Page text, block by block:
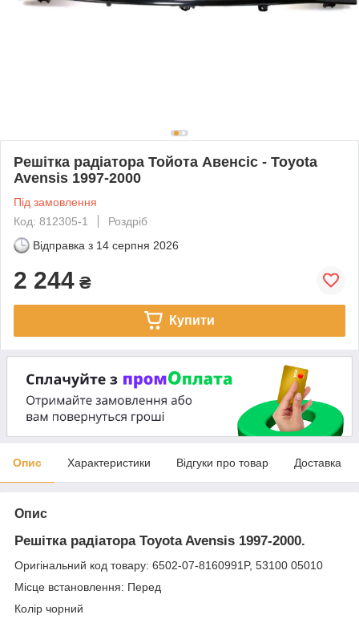
Решітка радіатора Тойота Авенсіс - Toyota
Avensis 1997-2000
Під замовлення
Код: 812305-1
Роздріб
Відправка з 14 серпня 2026
2 244 ₴
Купити
Опис Характеристики Відгуки про товар Доставка
Опис
Решітка радіатора Toyota Avensis 1997-2000.
Оригінальний код товару: 6502-07-8160991P, 53100 05010
Місце встановлення: Перед
Колір чорний